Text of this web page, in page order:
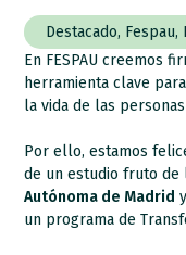
Destacado, Fespau,
En FESPAU creemos
herramienta clave
la vida de las
Por ello, estamos
de un estudio fruto
Autónoma de Madrid
un programa de